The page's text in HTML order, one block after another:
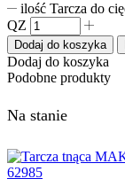
ilość Tarcza do
QZ
Dodaj do koszyka
Dodaj do koszyka
Podobne produkty
Na stanie